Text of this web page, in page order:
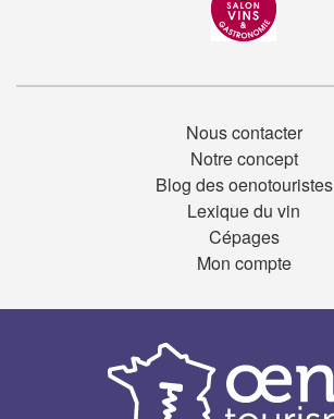
Nous contacter
Notre concept
Blog des oenotouristes
Lexique du vin
Cépages
Mon compte